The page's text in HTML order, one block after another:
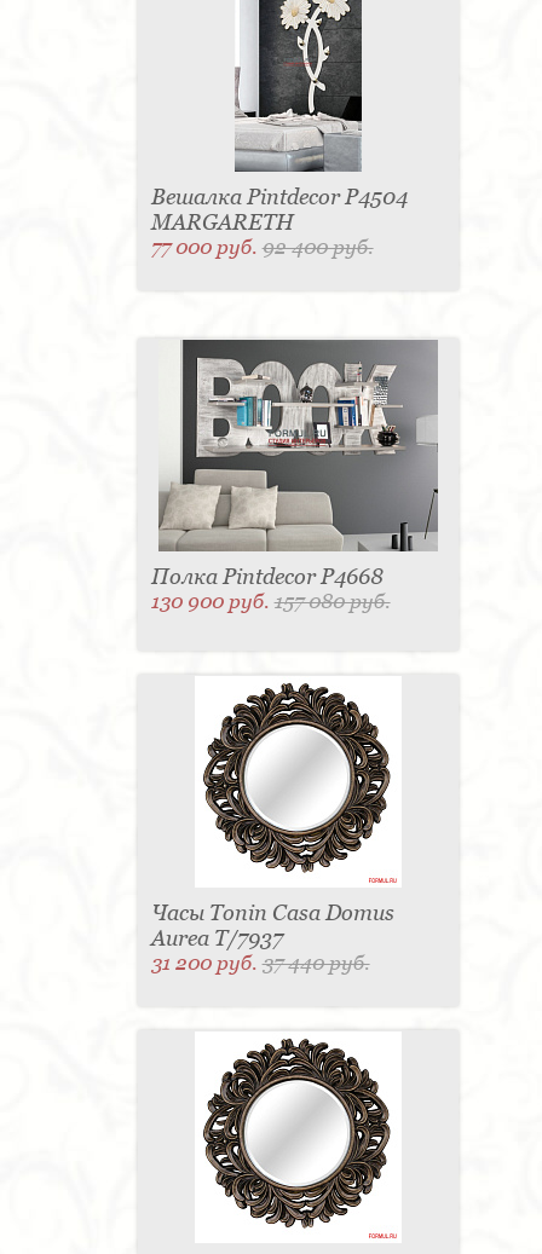
Вешалка Pintdecor P4504
MARGARETH
77 000 руб.92 400 руб.
Полка Pintdecor P4668
130 900 руб.157 080 руб.
Часы Tonin Casa Domus
Aurea T/7937
31 200 руб.37 440 руб.